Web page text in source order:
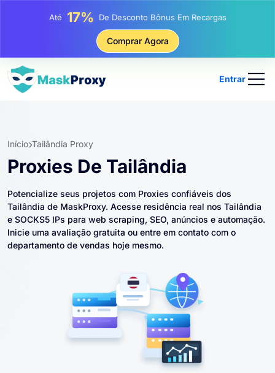
Até25%Desconto Em Compras Estáticas De IP
Desconto Em Compras Rotativas De IP
Comprar Agora
Entrar
Início Tailândia Proxy
Proxies De Tailândia
Potencialize seus projetos com Proxies confiáveis ​​dos
Tailândia de MaskProxy. Acesse residência real nos Tailândia
e SOCKS5 IPs para web scraping, SEO, anúncios e automação.
Inicie uma avaliação gratuita ou entre em contato com o
departamento de vendas hoje mesmo.